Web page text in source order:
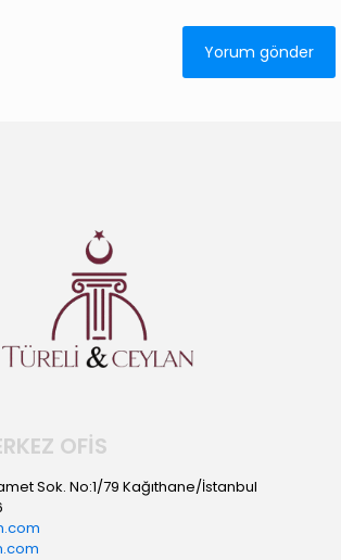
OFİS
Sok. No:1/79 Kağıthane/İstanbul